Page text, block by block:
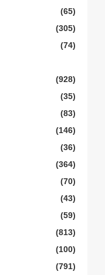
(65)
(305)
(74)
(928)
(35)
(83)
(146)
(36)
(364)
(70)
(43)
(59)
(813)
(100)
(791)